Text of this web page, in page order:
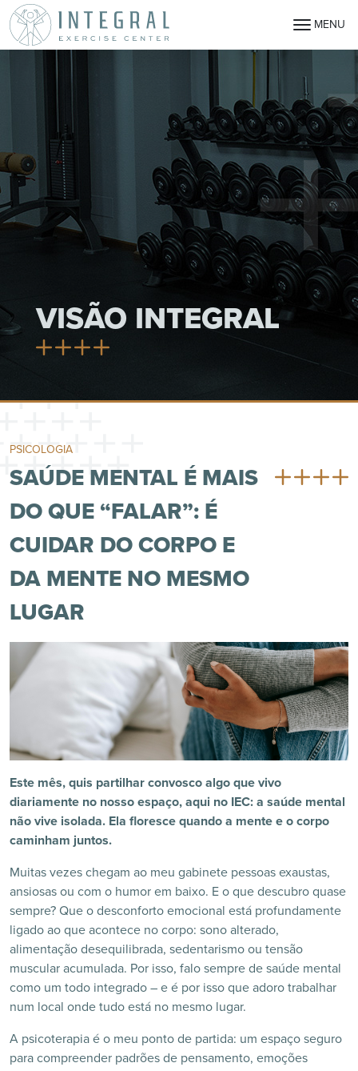
MENU
VISÃO INTEGRAL
PSICOLOGIA
SAÚDE MENTAL É MAIS
DO QUE “FALAR”: É
CUIDAR DO CORPO E
DA MENTE NO MESMO
LUGAR
Este mês, quis partilhar convosco algo que vivo
diariamente no nosso espaço, aqui no IEC: a saúde mental
não vive isolada. Ela floresce quando a mente e o corpo
caminham juntos.
Muitas vezes chegam ao meu gabinete pessoas exaustas,
ansiosas ou com o humor em baixo. E o que descubro quase
sempre? Que o desconforto emocional está profundamente
ligado ao que acontece no corpo: sono alterado,
alimentação desequilibrada, sedentarismo ou tensão
muscular acumulada. Por isso, falo sempre de saúde mental
como um todo integrado – e é por isso que adoro trabalhar
num local onde tudo está no mesmo lugar.
A psicoterapia é o meu ponto de partida: um espaço seguro
para compreender padrões de pensamento, emoções